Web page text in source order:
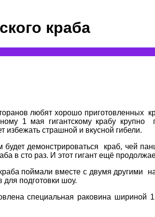
краба
любят хорошо приготовленных
1 мая гигантскому крабу крупно
страшной и вкусной гибели.
демонстрироваться краб, чей
в сто раз. И этот гигант ещё
поймали вместе с двумя
подготовки шоу.
специальная раковина